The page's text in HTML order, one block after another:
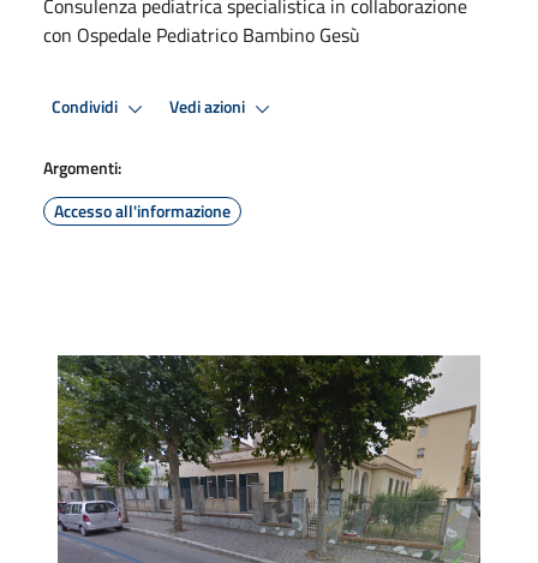
con Ospedale Pediatrico Bambino Gesù
Condividi Vedi azioni
Argomenti:
Accesso all'informazione